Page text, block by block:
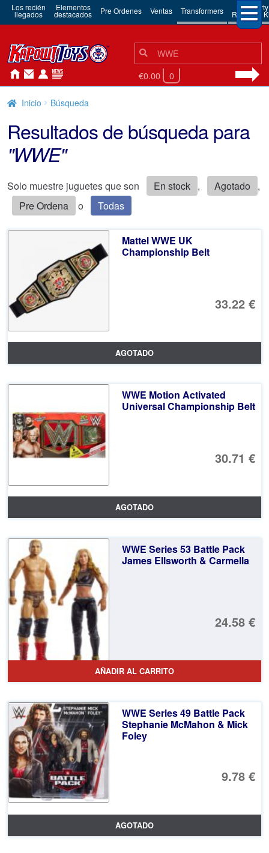
Los recién
llegados
Elementos
destacados Pre Ordenes Ventas Transformers 3rd Party
Robots &
Búsqueda:
Búsqueda
€0.00 0
Inicio Búsqueda
Resultados de búsqueda para
"WWE"
Solo muestre juguetes que son En stock , Agotado
,
Pre Ordena
o Todas
Mattel WWE UK
Championship Belt
33.22 €
AGOTADO
WWE Motion Activated
Universal Championship Belt
30.71 €
AGOTADO
WWE Series 53 Battle Pack
James Ellsworth & Carmella
24.58 €
AÑADIR AL CARRITO
WWE Series 49 Battle Pack
Stephanie McMahon & Mick
Foley
9.78 €
AGOTADO